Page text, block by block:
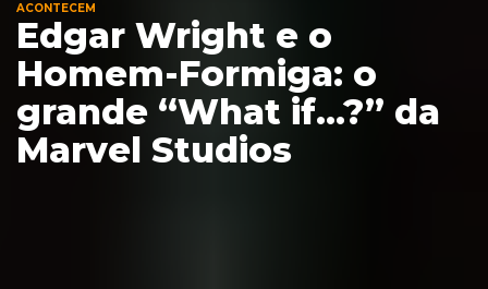
ACONTECEM
Edgar Wright e o
Homem-Formiga: o
grande “What if...?” da
Marvel Studios